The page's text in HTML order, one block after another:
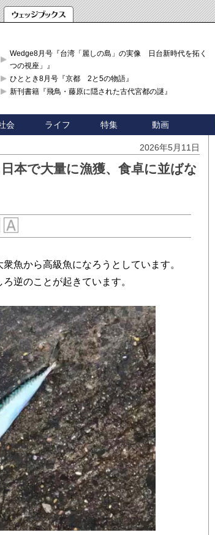
Wedge8月号『台湾「麗しの島」の実像 日台新時代を拓く「3
つの視座」』
ひととき8月号『京都 2と5の物語』
新刊書籍『飛鳥・藤原に隠された古代宮都の謎』
会 ライフ 特集 動画
2026年5月11日
本で大量に漁獲、食卓に並ばな
魚から高級魚になろうとしています。
逆のことが起きています。